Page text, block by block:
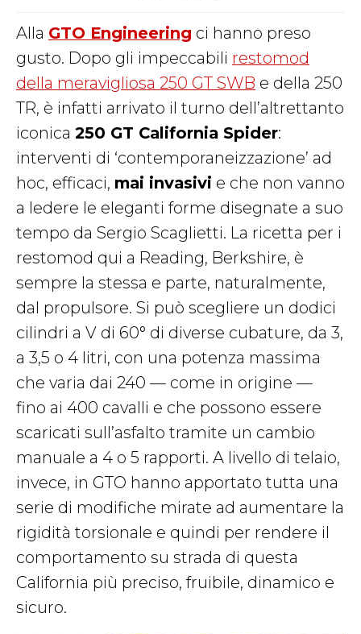
Alla GTO Engineering ci hanno preso
gusto. Dopo gli impeccabili restomod
della meravigliosa 250 GT SWB e della 250
TR, è infatti arrivato il turno dell’altrettanto
iconica 250 GT California Spider:
interventi di ‘contemporaneizzazione’ ad
hoc, efficaci, mai invasivi e che non vanno
a ledere le eleganti forme disegnate a suo
tempo da Sergio Scaglietti. La ricetta per i
restomod qui a Reading, Berkshire, è
sempre la stessa e parte, naturalmente,
dal propulsore. Si può scegliere un dodici
cilindri a V di 60° di diverse cubature, da 3,
a 3,5 o 4 litri, con una potenza massima
che varia dai 240 — come in origine —
fino ai 400 cavalli e che possono essere
scaricati sull’asfalto tramite un cambio
manuale a 4 o 5 rapporti. A livello di telaio,
invece, in GTO hanno apportato tutta una
serie di modifiche mirate ad aumentare la
rigidità torsionale e quindi per rendere il
comportamento su strada di questa
California più preciso, fruibile, dinamico e
sicuro.